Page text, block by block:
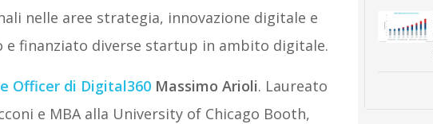
nelle aree strategia, innovazione digitale e
finanziato diverse startup in ambito digitale.
Officer di Digital360 Massimo Arioli. Laureato
e MBA alla University of Chicago Booth,